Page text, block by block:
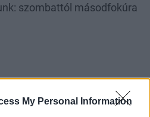
My Personal Information
szombattól másodfokúra